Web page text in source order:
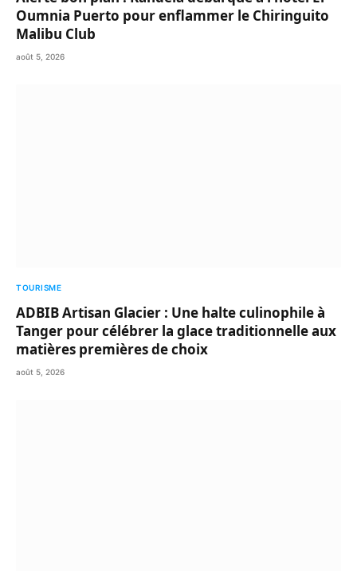
Oumnia Puerto pour enflammer le Chiringuito
Malibu Club
août 5, 2026
TOURISME
ADBIB Artisan Glacier : Une halte culinophile à
Tanger pour célébrer la glace traditionnelle aux
matières premières de choix
août 5, 2026